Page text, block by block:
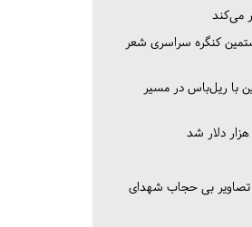
می‌کند
کنگره سراسری شعر
با ریل‌باس در مسیر
دلار شد
تصاویر بی حجاب شهدای